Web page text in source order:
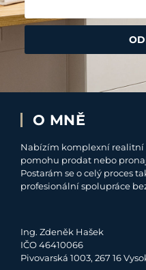
O MNĚ
Nabízím komplexní realitní
pomohu prodat nebo
Postarám se o celý proces
profesionální spolupráce
Ing. Zdeněk Hašek
IČO 46410066
Pivovarská 1003, 267 16